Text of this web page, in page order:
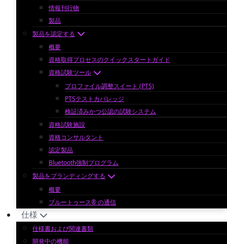
情報刊行物
製品
製品を認定する
概要
資格取得プロセスのクイックスタートガイド
資格試験ツール
プロファイル調整スイート (PTS)
PTSテストカバレッジ
検証済みかつ公認の試験システム
資格試験施設
資格コンサルタント
認定製品
Bluetooth強制プログラム
製品をブランディングする
概要
ブルートゥース® の通信
仕様
仕様書および関連書類
開発中の機能